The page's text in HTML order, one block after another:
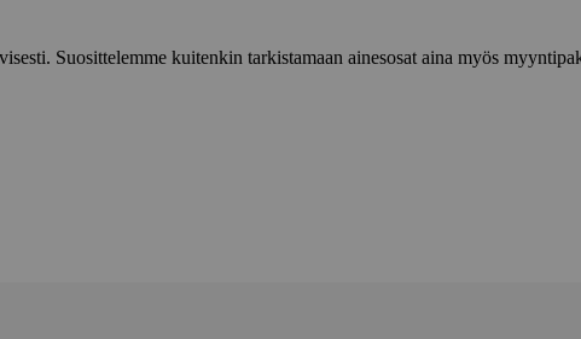
Suosittelemme kuitenkin tarkistamaan ainesosat aina myös